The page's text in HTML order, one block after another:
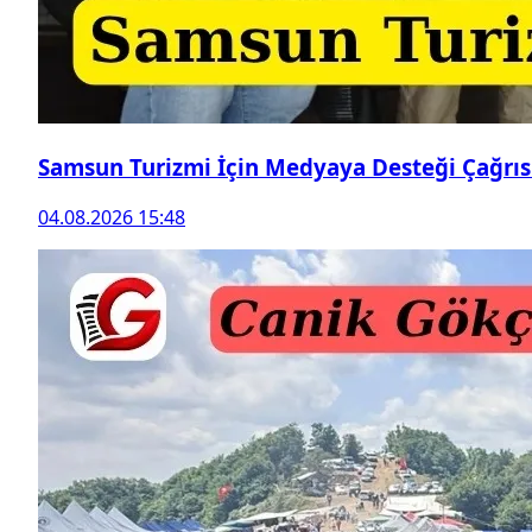
Samsun Turizmi İçin Medyaya Desteği
04.08.2026 15:48